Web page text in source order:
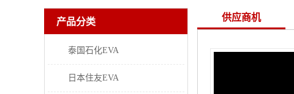
产品分类
泰国石化EVA
日本住友EVA
供应商机